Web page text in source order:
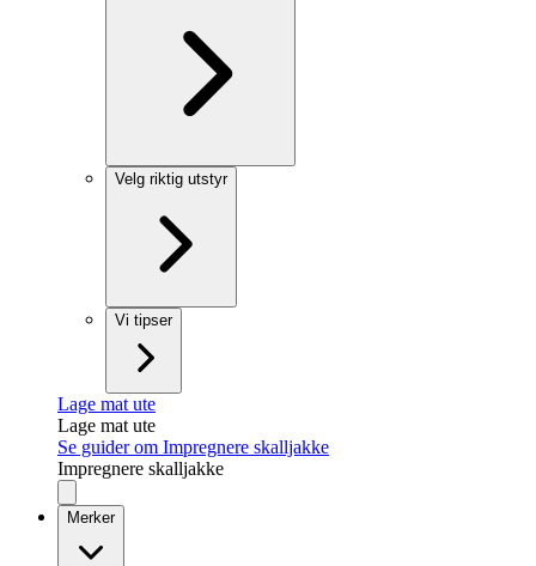
Velg riktig utstyr
Vi tipser
Lage mat ute
Lage mat ute
Se guider om Impregnere skalljakke
Impregnere skalljakke
Merker